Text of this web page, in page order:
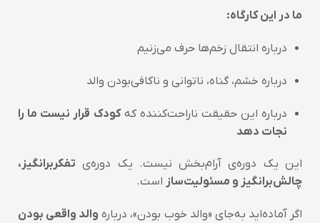
ما در این کارگاه:
درباره انتقال زخم‌ها حرف می‌زنیم
درباره خشم، گناه، ناتوانی و ناکافی‌بودن والد
درباره این حقیقت ناراحت‌کننده کهکودک قرار نیست ما را
نجات دهد
این یک دوره‌ی آرام‌بخش نیست. یک دوره‌ی تفکربرانگیز،
چالش‌برانگیز و مسئولیت‌ساز است.
اگر آماده‌اید به‌جای «والد خوب بودن»، درباره والد واقعی بودن